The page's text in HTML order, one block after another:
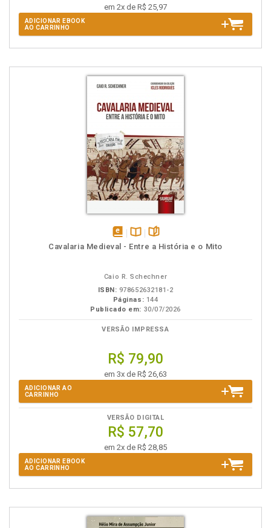
em 2x de R$ 25,97
ADICIONAR EBOOK
AO CARRINHO
disponívelDisponível
páginas
Cavalaria Medieval - Entre a História e o Mito
Caio R. Schechner
ISBN: 978652632181-2
Páginas: 144
Publicado em: 30/07/2026
VERSÃO IMPRESSA
R$ 79,90
em 3x de R$ 26,63
ADICIONAR AO
CARRINHO
VERSÃO DIGITAL
R$ 57,70
em 2x de R$ 28,85
ADICIONAR EBOOK
AO CARRINHO